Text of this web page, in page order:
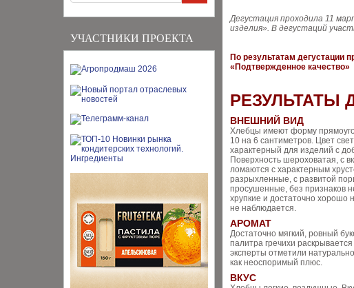
УЧАСТНИКИ ПРОЕКТА
Дегустация проходила 11
изделия». В дегустаций
По результатам дегустации
«Подтвержденное качество»
РЕЗУЛЬТАТЫ
ВНЕШНИЙ ВИД
Хлебцы имеют форму
10 на 6 сантиметров. Цвет
характерный для изделий с
Поверхность шероховатая, с
ломаются с характерным
разрыхленные, с развитой
просушенные, без признаков
хрупкие и достаточно хорошо
не наблюдается.
АРОМАТ
Достаточно мягкий, ровный
палитра гречихи
эксперты отметили
как неоспоримый плюс.
ВКУС